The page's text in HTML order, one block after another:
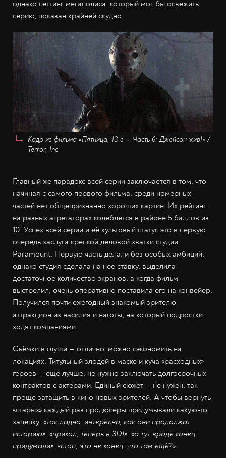
однако сеттинг мегаполиса, который мог бы освежить
серию, показан крайней скудно.
Кадр из фильма «Пятница, 13-е — Часть 6: Джейсон жив!» /
Terror, Inc.
Главный же парадокс всей серии заключается в том, что
начиная с самого первого фильма, среди номерных
частей нет общепризнанно хороших картин. Их рейтинг
на разных агрегаторах колеблется в районе 5 баллов из
10. Успех всей серии и её культовый статус это в первую
очередь заслуга крепкой деловой хватки студии
Paramount. Первую часть делали без особых амбиций,
однако студия сделала на неё ставку, выделила
достаточное количество экранов, а когда фильм
выстрелил, очень оперативно поставила его на конвейер.
Получился почти ежегодный знакомый зрителю
аттракцион из насилия и наготы, на который подростки
ходят компаниями.
Съёмки в глуши — отлично, можно сэкономить на
локациях. Титульный злодей в маске и куча «расходных»
героев — ещё лучше, не нужно заключать долгосрочных
контрактов с актёрами. Единый сюжет — не нужен, так
проще затащить в кино новых зрителей. А чтобы вернуть
«старых» каждый раз продюсеры придумывали какую-то
зацепку: «так ладно, интересно, как они продолжат
историю», «прикол, теперь в 3D!», «а тут вроде конец
придумали», «стоп, это не конец, что там ещё?».